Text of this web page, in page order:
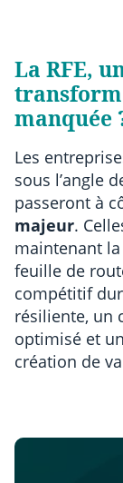
La RFE,
manquée
Les
sous l’angle
passeront à
majeur.
maintenant
feuille de
compétitif
résiliente, un
optimisé et
création de